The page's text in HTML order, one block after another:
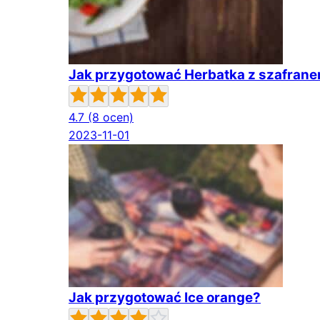
Jak przygotować Herbatka z
4.7 (8 ocen)
2023-11-01
Jak przygotować Ice orange?